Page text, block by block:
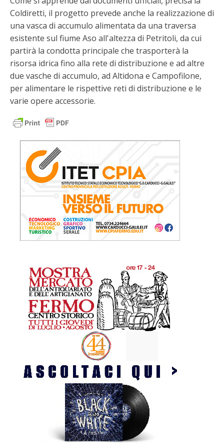
Coldiretti, il progetto prevede anche la realizzazione di
una vasca di accumulo alimentata da una traversa
esistente sul fiume Aso all'altezza di Petritoli, da cui
partirà la condotta principale che trasporterà la
risorsa idrica fino alla rete di distribuzione e ad altre
due vasche di accumulo, ad Altidona e Campofilone,
per alimentare le rispettive reti di distribuzione e le
varie opere accessorie.